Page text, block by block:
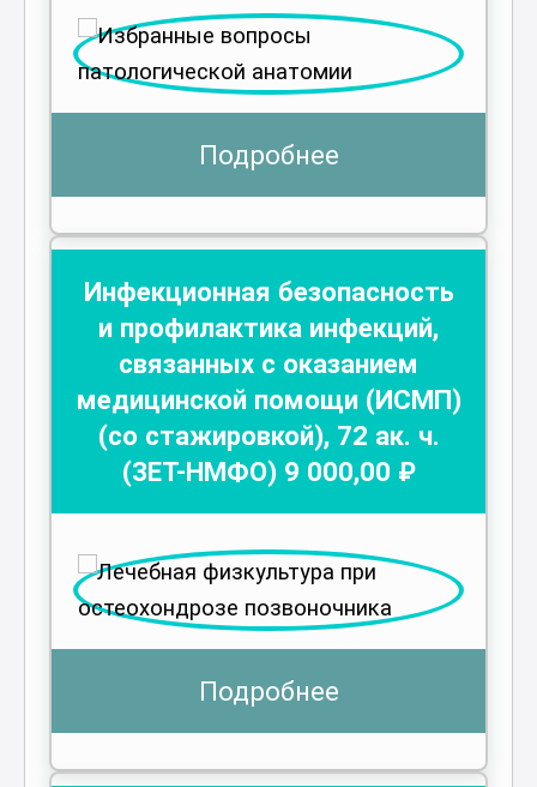
Подробнее
Инфекционная безопасность
и профилактика инфекций,
связанных с оказанием
медицинской помощи (ИСМП)
(со стажировкой), 72 ак. ч.
(ЗЕТ-НМФО) 9 000,00 ₽
Подробнее